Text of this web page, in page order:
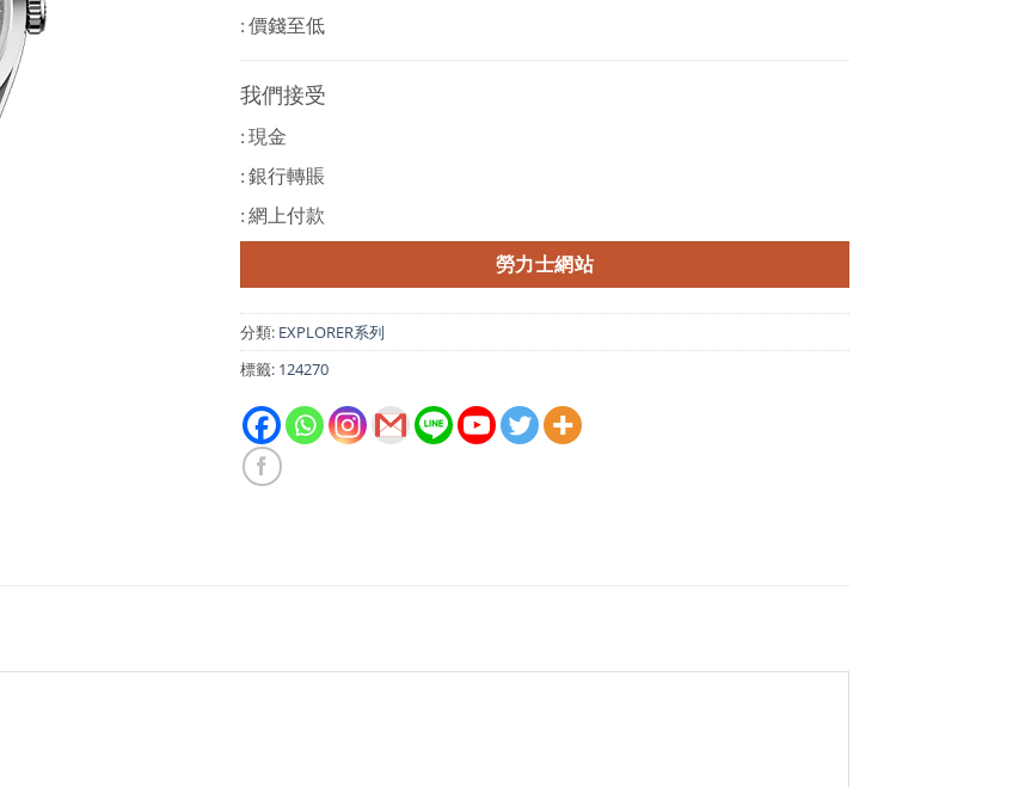
: 價錢至低
我們接受
: 現金
: 銀行轉賬
: 網上付款
勞力士網站
分類: EXPLORER系列
標籤: 124270